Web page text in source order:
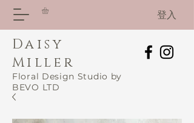
登入
Daisy
Miller
Floral Design Studio by
BEVO LTD